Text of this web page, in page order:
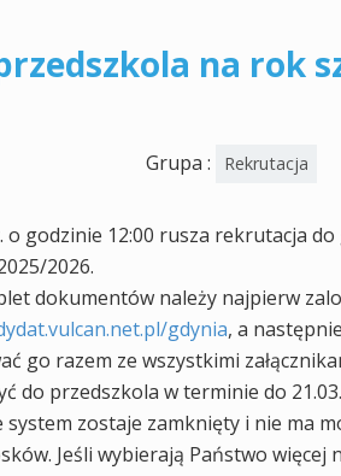
na rok
Grupa : Rekrutacja
o godzinie 12:00 rusza rekrutacja
2026.
dokumentów należy najpierw
gdynia, a
go razem ze wszystkimi
do przedszkola w terminie do
system zostaje zamknięty i nie ma
Jeśli wybierają Państwo więcej